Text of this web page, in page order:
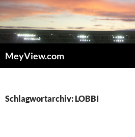
Zum
Inhalt
springen
MeyView.com
Schlagwortarchiv: LOBBI